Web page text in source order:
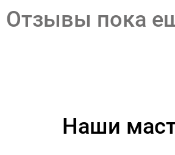
Отзывы пока
Наши